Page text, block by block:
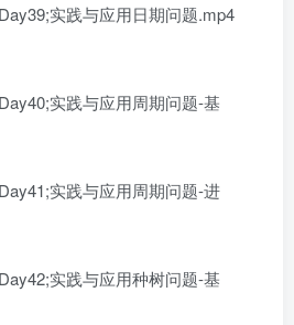
实践与应用日期问题.mp4
实践与应用周期问题-基
实践与应用周期问题-进
实践与应用种树问题-基